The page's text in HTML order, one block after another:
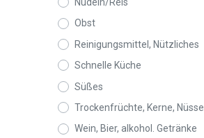
Obst
Reinigungsmittel, Nützliches
Schnelle Küche
Süßes
Trockenfrüchte, Kerne, Nüsse
Wein, Bier, alkohol. Getränke